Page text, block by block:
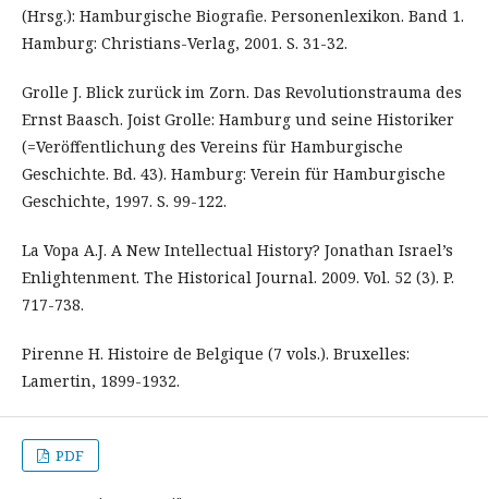
(Hrsg.): Hamburgische Biografie. Personenlexikon. Band 1.
Hamburg: Christians-Verlag, 2001. S. 31-32.
Grolle J. Blick zurück im Zorn. Das Revolutionstrauma des
Ernst Baasch. Joist Grolle: Hamburg und seine Historiker
(=Veröffentlichung des Vereins für Hamburgische
Geschichte. Bd. 43). Hamburg: Verein für Hamburgische
Geschichte, 1997. S. 99-122.
La Vopa A.J. A New Intellectual History? Jonathan Israel’s
Enlightenment. The Historical Journal. 2009. Vol. 52 (3). P.
717-738.
Pirenne H. Histoire de Belgique (7 vols.). Bruxelles:
Lamertin, 1899-1932.
PDF